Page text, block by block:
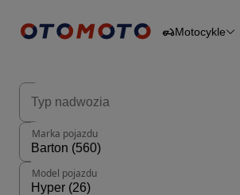
Osobowe
Motocykle
Marka pojazdu
Model pojazdu